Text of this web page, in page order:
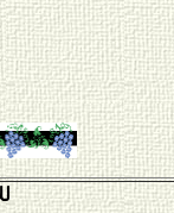
للاتصال بنا